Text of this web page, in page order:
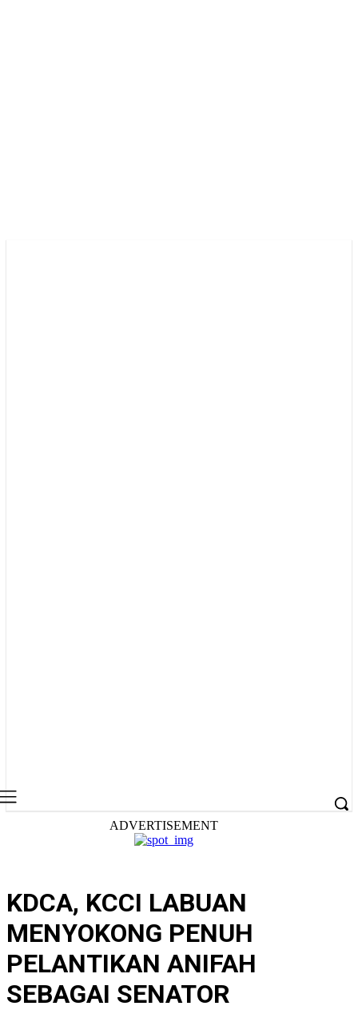
ADVERTISEMENT
KDCA, KCCI LABUAN
MENYOKONG PENUH
PELANTIKAN ANIFAH
SEBAGAI SENATOR